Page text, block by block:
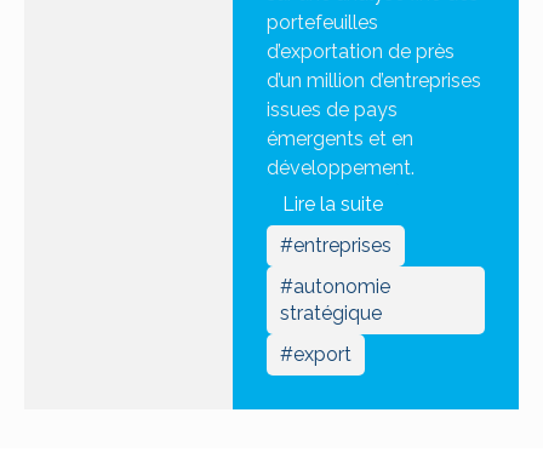
portefeuilles
d’exportation de près
d’un million d’entreprises
issues de pays
émergents et en
développement.
Lire la suite
#entreprises
#autonomie
stratégique
#export